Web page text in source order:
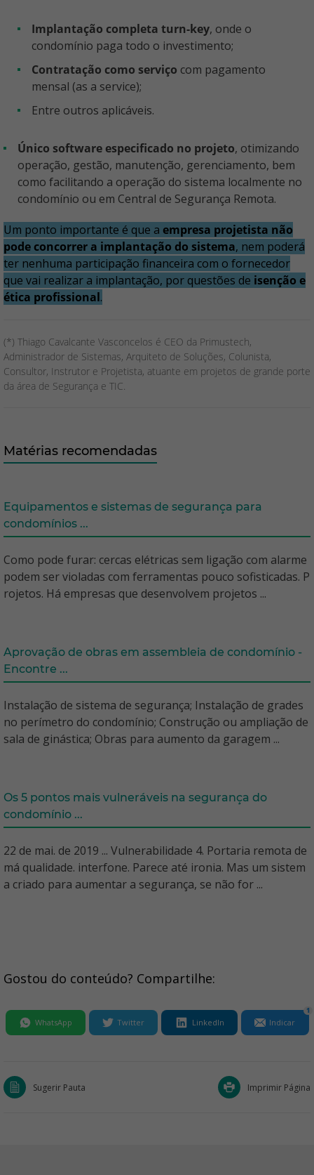
implantação completa turn-key, onde o
condomínio paga todo o investimento;
contratação como serviço com pagamento
mensal (as a service);
entre outros aplicáveis.
Único software especificado no projeto, otimizando
operação, gestão, manutenção, gerenciamento, bem
como facilitando a operação do sistema localmente no
condomínio ou em Central de Segurança Remota.
Um ponto importante é que a empresa projetista não
pode concorrer a implantação do sistema, nem poderá
ter nenhuma participação financeira com o fornecedor
que vai realizar a implantação, por questões de isenção e
ética profissional.
(*) Thiago Cavalcante Vasconcelos é CEO da Primustech,
Administrador de Sistemas, Arquiteto de Soluções, Colunista,
Consultor, Instrutor e Projetista, atuante em projetos de grande porte
da área de Segurança e TIC.
Matérias recomendadas
Equipamentos e sistemas de segurança para
condomínios ...
Como pode furar: cercas elétricas sem ligação com alarme
podem ser violadas com ferramentas pouco sofisticadas. P
rojetos. Há empresas que desenvolvem projetos ...
Aprovação de obras em assembleia de condomínio -
Encontre ...
Instalação de sistema de segurança; Instalação de grades
no perímetro do condomínio; Construção ou ampliação de
sala de ginástica; Obras para aumento da garagem ...
Os 5 pontos mais vulneráveis na segurança do
condomínio ...
22 de mai. de 2019 ... Vulnerabilidade 4. Portaria remota de
má qualidade. interfone. Parece até ironia. Mas um sistem
a criado para aumentar a segurança, se não for ...
Gostou do conteúdo? Compartilhe:
WhatsApp Twitter LinkedIn Indicar
1
Sugerir Pauta Imprimir Página